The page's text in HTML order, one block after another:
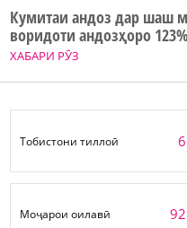
ХАБАРИ РӮЗ
Кумитаи андоз дар шаш
воридоти андозҳоро
Тобистони тиллоӣ 6
Моҷарои оилавӣ 92